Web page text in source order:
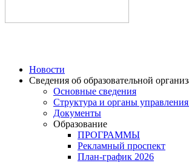
Новости
Сведения об образовательной
Основные сведения
Структура и органы
Документы
Образование
ПРОГРАММЫ
Рекламный проспект
План-график 2026